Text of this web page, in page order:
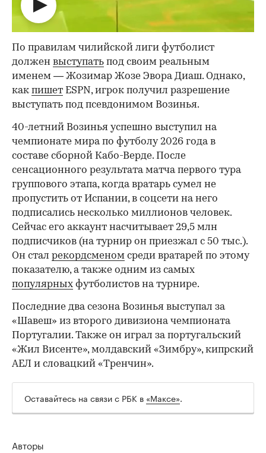
По правилам чилийской лиги футболист
должен выступать под своим реальным
именем — Жозимар Жозе Эвора Диаш. Однако,
как пишет ESPN, игрок получил разрешение
выступать под псевдонимом Возинья.
40-летний Возинья успешно выступил на
чемпионате мира по футболу 2026 года в
составе сборной Кабо-Верде. После
сенсационного результата матча первого тура
группового этапа, когда вратарь сумел не
пропустить от Испании, в соцсети на него
подписались несколько миллионов человек.
Сейчас его аккаунт насчитывает 29,5 млн
подписчиков (на турнир он приезжал с 50 тыс.).
Он стал рекордсменом среди вратарей по этому
показателю, а также одним из самых
популярных футболистов на турнире.
Последние два сезона Возинья выступал за
«Шавеш» из второго дивизиона чемпионата
Португалии. Также он играл за португальский
«Жил Висенте», молдавский «Зимбру», кипрский
АЕЛ и словацкий «Тренчин».
Оставайтесь на связи с РБК в «Максе».
Авторы